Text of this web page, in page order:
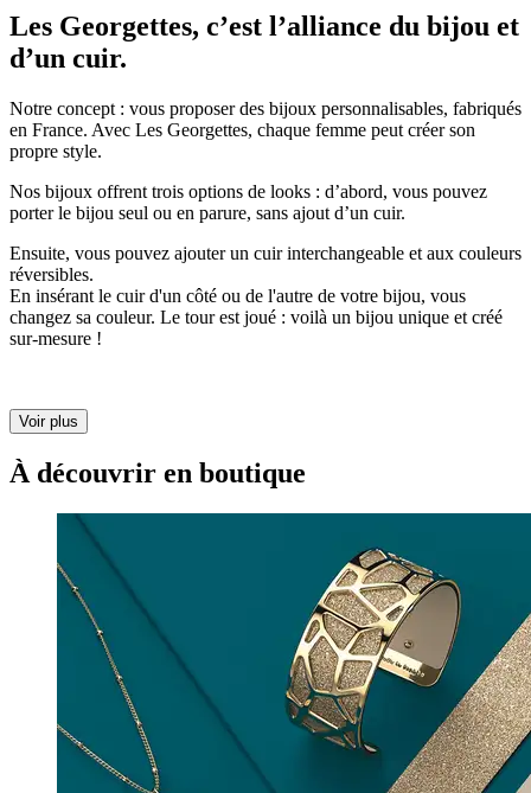
Les Georgettes, c’est l’alliance du bijou et
d’un cuir.
Notre concept : vous proposer des bijoux personnalisables, fabriqués
en France. Avec Les Georgettes, chaque femme peut créer son
propre style.
Nos bijoux offrent trois options de looks : d’abord, vous pouvez
porter le bijou seul ou en parure, sans ajout d’un cuir.
Ensuite, vous pouvez ajouter un cuir interchangeable et aux couleurs
réversibles.
En insérant le cuir d'un côté ou de l'autre de votre bijou, vous
changez sa couleur. Le tour est joué : voilà un bijou unique et créé
sur-mesure !
Voir plus
À découvrir en boutique